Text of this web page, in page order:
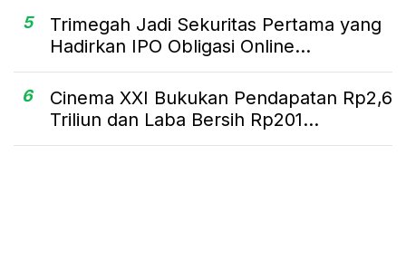
5
Trimegah Jadi Sekuritas Pertama yang
Hadirkan IPO Obligasi Online...
6
Cinema XXI Bukukan Pendapatan Rp2,6
Triliun dan Laba Bersih Rp201...